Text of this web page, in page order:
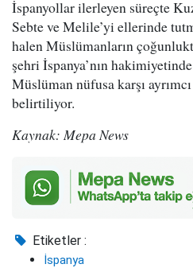
İspanyollar ilerleyen süreçte
Sebte ve Melile’yi ellerinde
halen Müslümanların
şehri İspanya’nın
Müslüman nüfusa karşı
belirtiliyor.
Kaynak: Mepa News
Etiketler :
İspanya